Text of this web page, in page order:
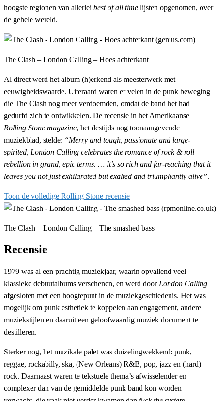
hoogste regionen van allerlei best of all time lijsten opgenomen, over
de gehele wereld.
The Clash – London Calling – Hoes achterkant
Al direct werd het album (h)erkend als meesterwerk met
eeuwigheidswaarde. Uiteraard waren er velen in de punk beweging
die The Clash nog meer verdoemden, omdat de band het had
gedurfd zich te ontwikkelen. De recensie in het Amerikaanse
Rolling Stone magazine, het destijds nog toonaangevende
muziekblad, stelde: “Merry and tough, passionate and large-
spirited, London Calling celebrates the romance of rock & roll
rebellion in grand, epic terms. … It’s so rich and far-reaching that it
leaves you not just exhilarated but exalted and triumphantly alive”.
Toon de volledige Rolling Stone recensie
The Clash – London Calling – The smashed bass
Recensie
1979 was al een prachtig muziekjaar, waarin opvallend veel
klassieke debuutalbums verschenen, en werd door London Calling
afgesloten met een hoogtepunt in de muziekgeschiedenis. Het was
mogelijk om punk esthetiek te koppelen aan engagement, andere
muziekstijlen en daaruit een geloofwaardig muziek document te
destilleren.
Sterker nog, het muzikale palet was duizelingwekkend: punk,
reggae, rockabilly, ska, (New Orleans) R&B, pop, jazz en (hard)
rock. Daarnaast waren te tekstuele thema’s afwisselender en
complexer dan van de gemiddelde punk band kon worden